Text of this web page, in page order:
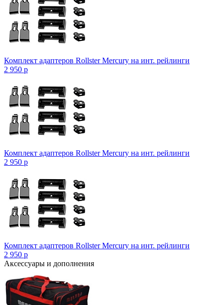
Комплект адаптеров Rollster Mercury на инт. рейлинги
2 950 p
Комплект адаптеров Rollster Mercury на инт. рейлинги
2 950 p
Комплект адаптеров Rollster Mercury на инт. рейлинги
2 950 p
Аксессуары и дополнения